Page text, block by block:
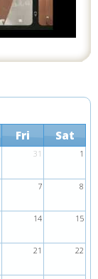
Fri Sat
31 1
7 8
14 15
21 22